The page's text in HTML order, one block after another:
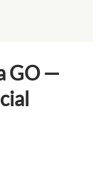
GO —